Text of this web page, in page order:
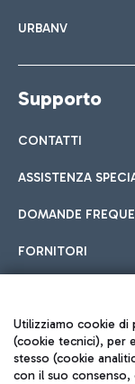
URBANV
Supporto
CONTATTI
ASSISTENZA
DOMANDE
FORNITORI
Seguici sui
Utilizziamo cookie di
(cookie tecnici), per
stesso (cookie
con il suo consenso,